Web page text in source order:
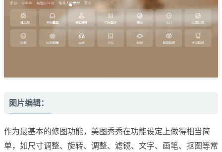
图片编辑：
作为最基本的修图功能，美图秀秀在功能设定上做得相当简
单，如尺寸调整、旋转、调整、滤镜、文字、画笔、抠图等常